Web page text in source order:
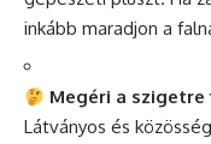
inkább maradjon a
Megéri a
Látványos és